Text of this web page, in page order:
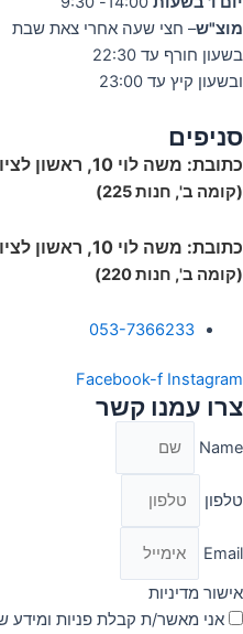
מוצ"ש– חצי שעה אחרי צאת שבת
בשעון חורף עד 22:30
ובשעון קיץ עד 23:00
סניפים
כתובת: משה לוי 10, ראשון לציון
(קומה ב', חנות 225)
כתובת: משה לוי 10, ראשון לציון
(קומה ב', חנות 220)
053-7366233
Facebook-f Instagram
צרו עמנו קשר
Name
טלפון
Email
אישור מדיניות
אני מאשר/ת קבלת פניות ומידע